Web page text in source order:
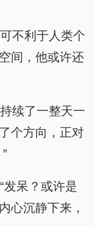
不利于人类个
间，他或许还
续了一整天一
个方向，正对
发呆？或许是
心沉静下来，